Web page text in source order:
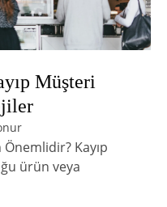
Müşteri
Kayıp
ürün veya